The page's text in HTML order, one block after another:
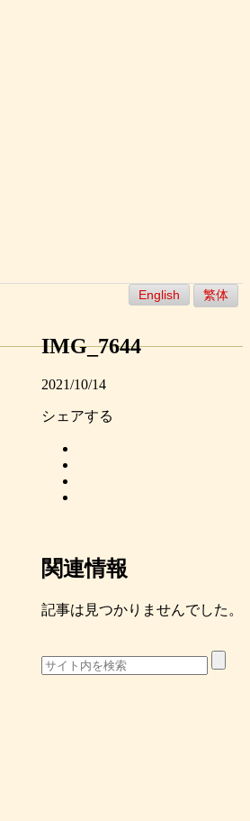
English 繁体
IMG_7644
2021/10/14
シェアする
関連情報
記事は見つかりませんでした。